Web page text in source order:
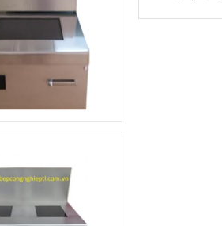
Quầy pha chế trà sữa
10.000.000 đ
8.900.000 đ
dụng
Khay ăn Inox